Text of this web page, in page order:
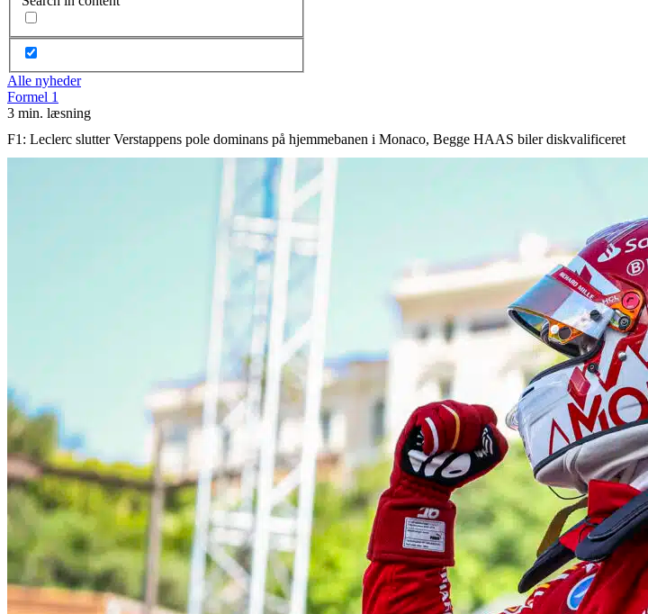
Alle nyheder
Formel 1
3 min. læsning
F1: Leclerc slutter Verstappens pole dominans på hjemmebanen i Monaco, Begge HAAS biler diskvalificeret